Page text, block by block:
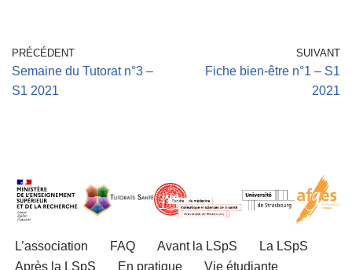
PRÉCÉDENT
Semaine du Tutorat n°3 –
S1 2021
SUIVANT
Fiche bien-être n°1 – S1
2021
L’association FAQ Avant la LSpS
La LSpS
Après la LSpS
En pratique Vie étudiante